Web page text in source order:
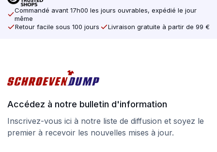
Commandé avant 17h00 les jours ouvrables, expédié le jour
même
Retour facile sous 100 jours
Livraison gratuite à partir de 99 €
Accédez à notre bulletin d'information
Inscrivez-vous ici à notre liste de diffusion et soyez le
premier à recevoir les nouvelles mises à jour.